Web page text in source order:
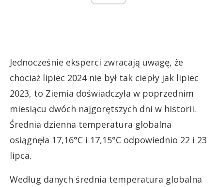
Jednocześnie eksperci zwracają uwagę, że
chociaż lipiec 2024 nie był tak ciepły jak lipiec
2023, to Ziemia doświadczyła w poprzednim
miesiącu dwóch najgorętszych dni w historii.
Średnia dzienna temperatura globalna
osiągnęła 17,16°C i 17,15°C odpowiednio 22 i 23
lipca.
Według danych średnia temperatura globalna